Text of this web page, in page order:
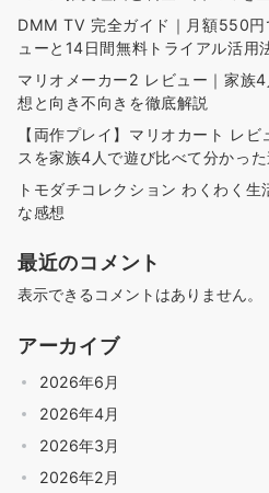
DMM TV 完全ガイド｜月額550
ューと14日間無料トライアル活用
マリオメーカー2 レビュー｜家族
想と向き不向きを徹底解説
【両作プレイ】マリオカート レ
スを家族4人で遊び比べて分かっ
トモダチコレクション わくわく
な感想
最近のコメント
表示できるコメントはありません。
アーカイブ
2026年6月
2026年4月
2026年3月
2026年2月